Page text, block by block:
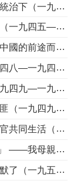
三、「人人都說好滿洲」 ——在日本人統治下（一九三八—一九四五）
四、「亡國奴」 ——走馬燈似的換政府（一九四五—一九四七）
五、「十歲女兒，十公斤大米」 ——為中國的前途而戰（一九四七—一九四八年）
六、「談戀愛」 ——革命的婚姻（一九四八—一九四九年）
七、「過五關」 ——我母親的長征（一九四九—一九五○年）
八、「衣錦還鄉」 ——歸故里，遭逢土匪（一九四九—一九五一年）
九、「一人得道，雞犬升天」 ——與清官共同生活（一九五一—一九五三年）
十、「磨難會使你成為真正的共產黨員」 ——我母親受審查（一九五三—一九五六年）
十一、「反右以後莫發言」 ——中國沉默了（一九五六—一九五八年）